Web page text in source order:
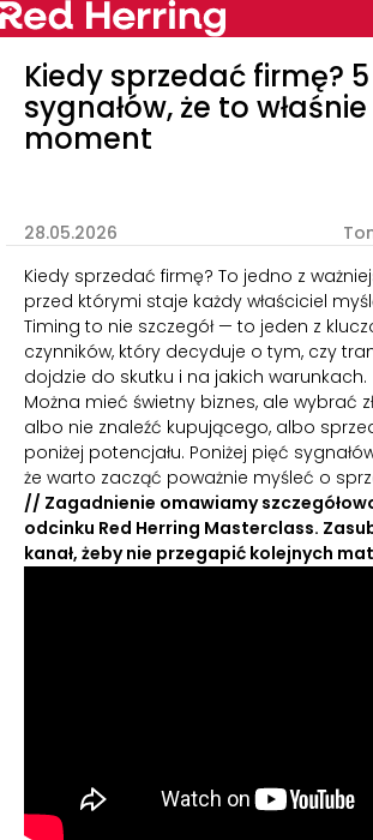
Kiedy sprzedać firmę? 5
sygnałów, że to
moment
28.05.2026
Kiedy sprzedać firmę? To jedno z
przed którymi staje każdy właściciel
Timing to nie szczegół — to jeden z
czynników, który decyduje o tym, czy
dojdzie do skutku i na jakich warunkach.
Można mieć świetny biznes, ale wybrać
albo nie znaleźć kupującego, albo
poniżej potencjału. Poniżej pięć
że warto zacząć poważnie myśleć o
// Zagadnienie omawiamy
odcinku Red Herring Masterclass.
kanał, żeby nie przegapić kolejnych